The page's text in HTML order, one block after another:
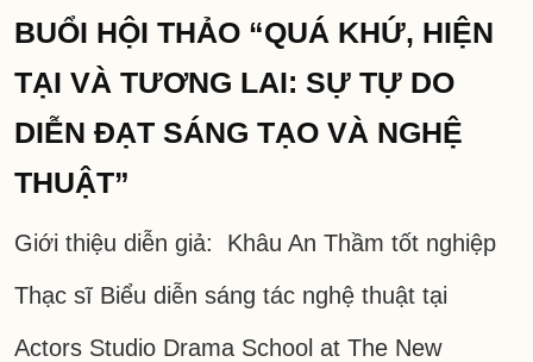
BUỔI HỘI THẢO “QUÁ KHỨ, HIỆN
TẠI VÀ TƯƠNG LAI: SỰ TỰ DO
DIỄN ĐẠT SÁNG TẠO VÀ NGHỆ
THUẬT”
Giới thiệu diễn giả: Khâu An Thầm tốt nghiệp
Thạc sĩ Biểu diễn sáng tác nghệ thuật tại
Actors Studio Drama School at The New